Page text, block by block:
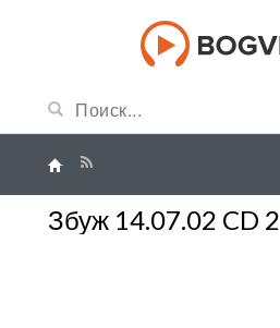
Збуж 14.07.02 CD 2